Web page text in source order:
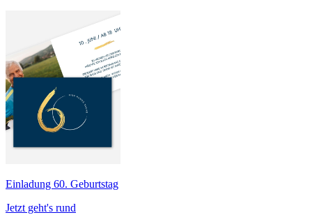
Einladung 60. Geburtstag
Jetzt geht's rund